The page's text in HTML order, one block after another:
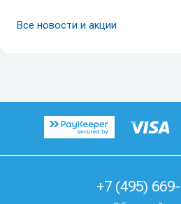
Все новости и акции
+7 (495)